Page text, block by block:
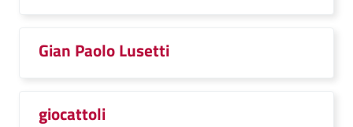
Gian Paolo Lusetti
giocattoli